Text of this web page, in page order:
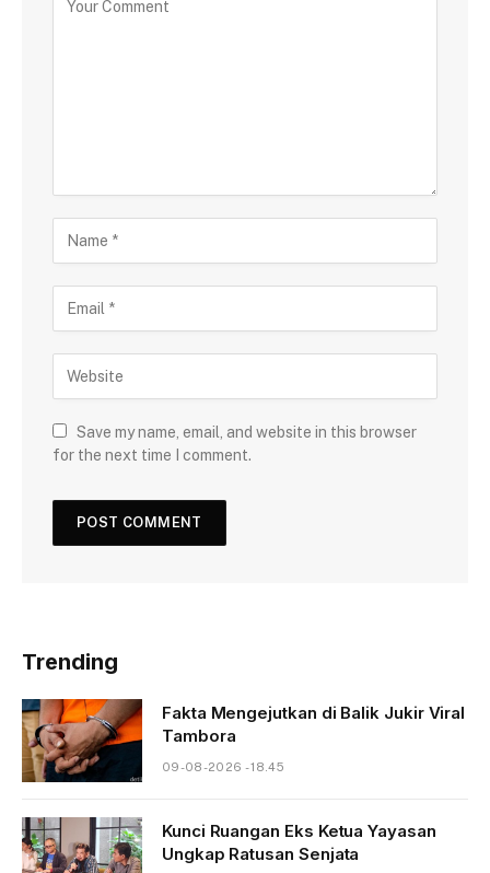
Save my name, email, and website in this browser
for the next time I comment.
Trending
Fakta Mengejutkan di Balik Jukir Viral
Tambora
09-08-2026 - 18.45
Kunci Ruangan Eks Ketua Yayasan
Ungkap Ratusan Senjata